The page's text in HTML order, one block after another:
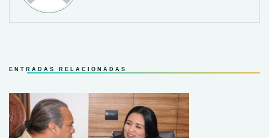
ENTRADAS RELACIONADAS